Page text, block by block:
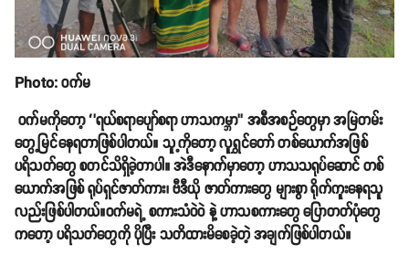
Photo: ဝက်မ
ဝက်မကိုတော့ ‘’ရယ်စရာပျော်စရာ ဟာသကမ္ဘာ’’ အစီအစဉ်တွေမှာ အမြဲတမ်း
တွေ့မြင်နေရတာဖြစ်ပါတယ်။ သူ့ကိုတော့ လူရွှင်တော် တစ်ယောက်အဖြစ်
ပရိသတ်တွေ စတင်သိရှိခဲ့တာပါ။ အဲဒီနောက်မှာတော့ ဟာသသရုပ်ဆောင် တစ်
ယောက်အဖြစ် ရုပ်ရှင်ဇာတ်ကား၊ ဗီဒီယို ဇာတ်ကားတွေ များစွာ ရိုက်ကူးနေရသူ
လည်းဖြစ်ပါတယ်။ဝက်မရဲ့ စကားသံဝဲဝဲ နဲ့ ဟာသစကားတွေ ပြောတတ်ပုံတွေ
ကတော့ ပရိသတ်တွေကို ပိုပြီး သတိထားမိစေခဲ့တဲ့ အချက်ဖြစ်ပါတယ်။